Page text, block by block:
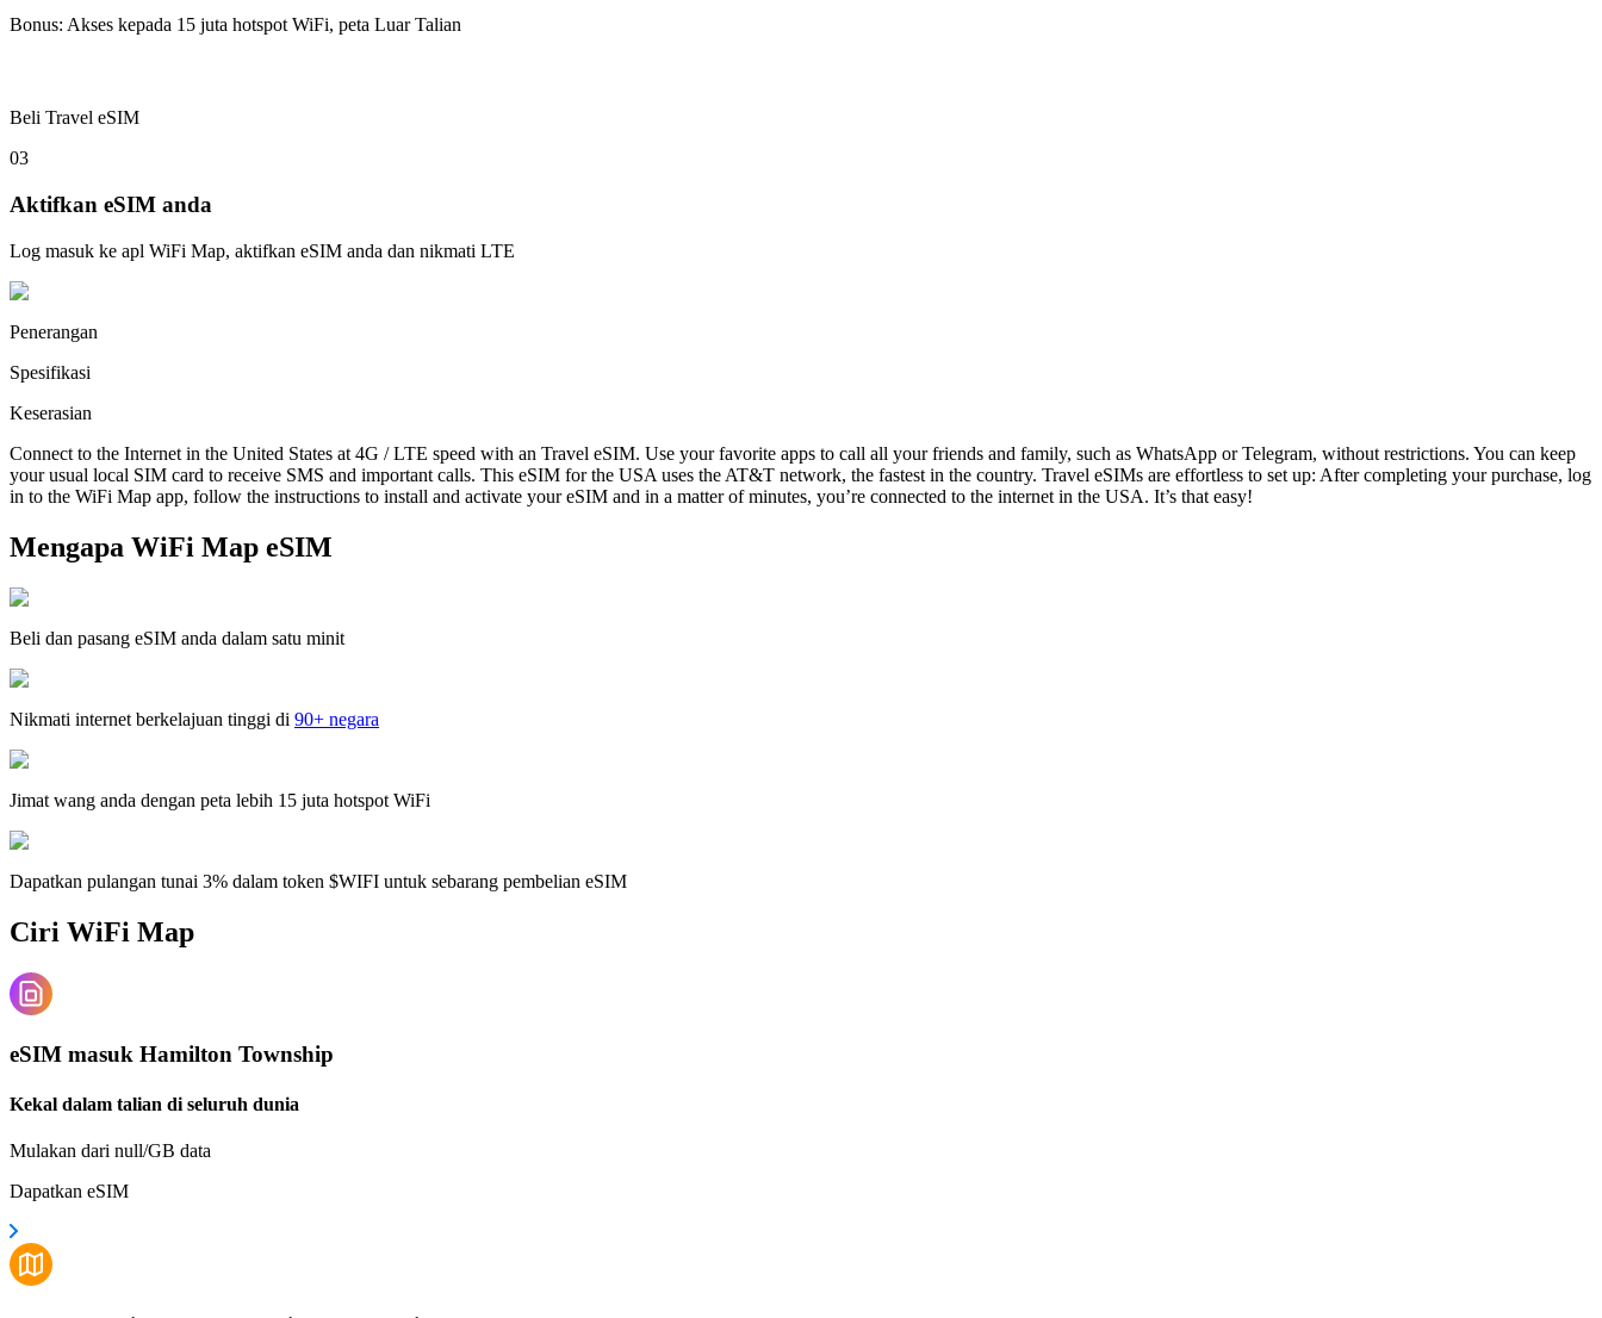
Bonus: Akses kepada 15 juta hotspot WiFi, peta Luar Talian
Beli Travel eSIM
03
Aktifkan eSIM anda
Log masuk ke apl WiFi Map, aktifkan eSIM anda dan nikmati LTE
Penerangan
Spesifikasi
Keserasian
Connect to the Internet in the United States at 4G / LTE speed with an Travel eSIM. Use your favorite apps to call all your friends and family, such as WhatsApp or Telegram, without restrictions. You can keep
your usual local SIM card to receive SMS and important calls. This eSIM for the USA uses the AT&T network, the fastest in the country. Travel eSIMs are effortless to set up: After completing your purchase, log
in to the WiFi Map app, follow the instructions to install and activate your eSIM and in a matter of minutes, you’re connected to the internet in the USA. It’s that easy!
Mengapa WiFi Map eSIM
Beli dan pasang eSIM anda dalam satu minit
Nikmati internet berkelajuan tinggi di 90+ negara
Jimat wang anda dengan peta lebih 15 juta hotspot WiFi
Dapatkan pulangan tunai 3% dalam token $WIFI untuk sebarang pembelian eSIM
Ciri WiFi Map
eSIM masuk Hamilton Township
Kekal dalam talian di seluruh dunia
Mulakan dari null/GB data
Dapatkan eSIM